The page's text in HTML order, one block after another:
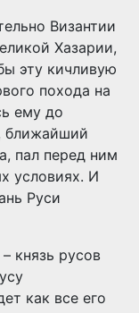
Византии
Хазарии,
эту кичливую
похода на
ему до
ближайший
пал перед ним
условиях. И
Руси
князь русов
как все его